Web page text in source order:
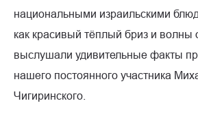
национальными израильскими
как красивый тёплый бриз и волны
выслушали удивительные факты
нашего постоянного участника
Чигиринского.